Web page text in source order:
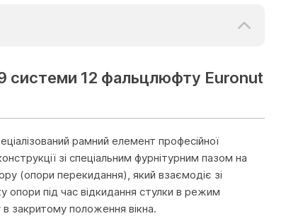
системи 12 фальцлюфту Euronut
рамний елемент професійної
зі спеціальним фурнітурним пазом на
(опори перекидання), який взаємодіє зі
опори під час відкидання стулки в режим
закритому положення вікна.